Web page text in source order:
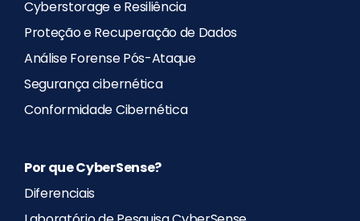
Cyberstorage e Resiliência
Proteção e Recuperação de Dados
Análise Forense Pós-Ataque
Segurança cibernética
Conformidade Cibernética
Por que CyberSense?
Diferenciais